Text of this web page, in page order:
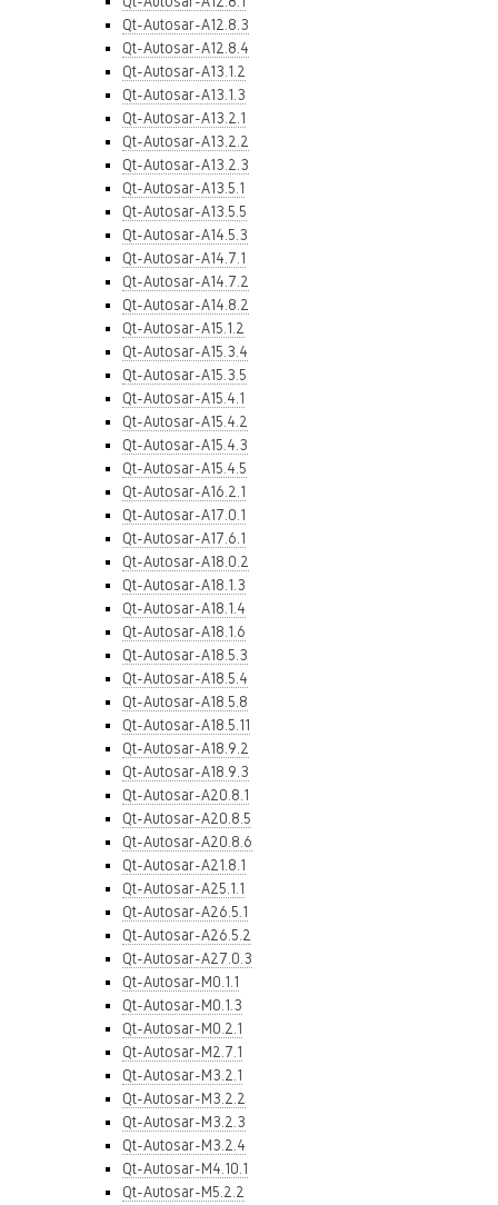
Qt-Autosar-A12.8.3
Qt-Autosar-A12.8.4
Qt-Autosar-A13.1.2
Qt-Autosar-A13.1.3
Qt-Autosar-A13.2.1
Qt-Autosar-A13.2.2
Qt-Autosar-A13.2.3
Qt-Autosar-A13.5.1
Qt-Autosar-A13.5.5
Qt-Autosar-A14.5.3
Qt-Autosar-A14.7.1
Qt-Autosar-A14.7.2
Qt-Autosar-A14.8.2
Qt-Autosar-A15.1.2
Qt-Autosar-A15.3.4
Qt-Autosar-A15.3.5
Qt-Autosar-A15.4.1
Qt-Autosar-A15.4.2
Qt-Autosar-A15.4.3
Qt-Autosar-A15.4.5
Qt-Autosar-A16.2.1
Qt-Autosar-A17.0.1
Qt-Autosar-A17.6.1
Qt-Autosar-A18.0.2
Qt-Autosar-A18.1.3
Qt-Autosar-A18.1.4
Qt-Autosar-A18.1.6
Qt-Autosar-A18.5.3
Qt-Autosar-A18.5.4
Qt-Autosar-A18.5.8
Qt-Autosar-A18.5.11
Qt-Autosar-A18.9.2
Qt-Autosar-A18.9.3
Qt-Autosar-A20.8.1
Qt-Autosar-A20.8.5
Qt-Autosar-A20.8.6
Qt-Autosar-A21.8.1
Qt-Autosar-A25.1.1
Qt-Autosar-A26.5.1
Qt-Autosar-A26.5.2
Qt-Autosar-A27.0.3
Qt-Autosar-M0.1.1
Qt-Autosar-M0.1.3
Qt-Autosar-M0.2.1
Qt-Autosar-M2.7.1
Qt-Autosar-M3.2.1
Qt-Autosar-M3.2.2
Qt-Autosar-M3.2.3
Qt-Autosar-M3.2.4
Qt-Autosar-M4.10.1
Qt-Autosar-M5.2.2